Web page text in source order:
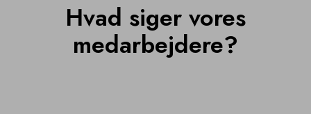
Hvad siger vores
medarbejdere?